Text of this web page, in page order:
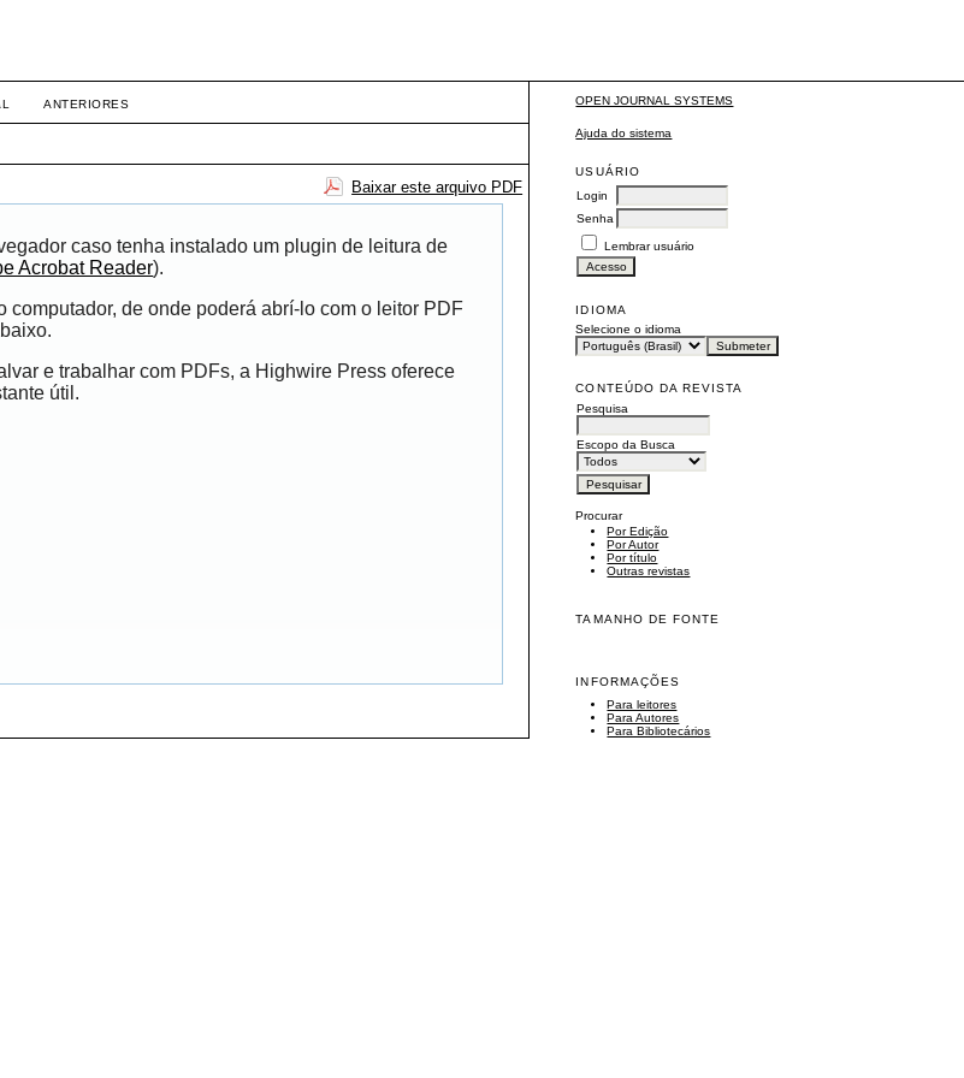
OPEN JOURNAL SYSTEMS
Ajuda do sistema
USUÁRIO
Login
Senha
Lembrar usuário
IDIOMA
Selecione o idioma
CONTEÚDO DA REVISTA
Pesquisa
Escopo da Busca
Procurar
Por Edição
Por Autor
Por título
Outras revistas
TAMANHO DE FONTE
INFORMAÇÕES
Para leitores
Para Autores
Para Bibliotecários
ANTERIORES
Baixar este arquivo PDF
caso tenha instalado um plugin de leitura de
Acrobat Reader).
de onde poderá abrí-lo com o leitor PDF
e trabalhar com PDFs, a Highwire Press oferece
útil.